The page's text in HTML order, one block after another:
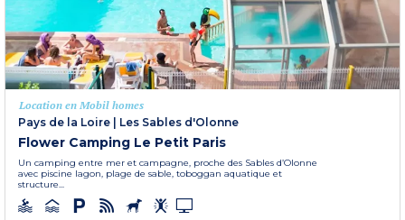
Location en Mobil homes
Pays de la Loire
Les Sables d'Olonne
Flower Camping Le Petit Paris
Un camping entre mer et campagne, proche des Sables d’Olonne
avec piscine lagon, plage de sable, toboggan aquatique et
structure...